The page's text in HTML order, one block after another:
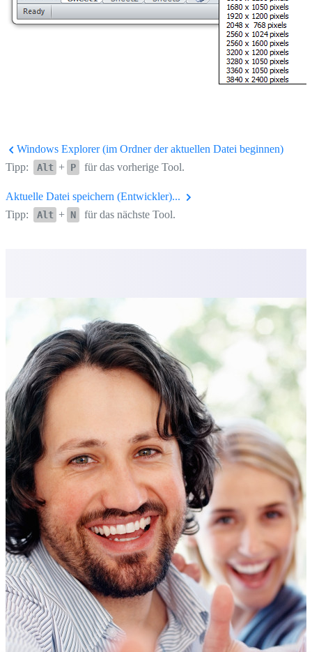
Windows Explorer (im Ordner der aktuellen Datei beginnen)
Tipp:
Alt + P für das vorherige Tool.
Aktuelle Datei speichern (Entwickler)...
Tipp:
Alt + N für das nächste Tool.